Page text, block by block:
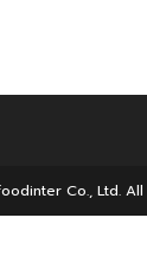
Co., Ltd.